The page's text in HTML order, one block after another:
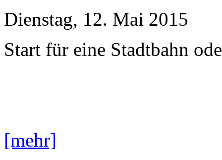
Dienstag, 12. Mai 2015
Start für eine Stadtbahn
[mehr]